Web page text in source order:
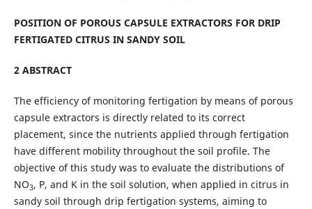
POSITION OF POROUS CAPSULE EXTRACTORS FOR DRIP
FERTIGATED CITRUS IN SANDY SOIL
2 ABSTRACT
The efficiency of monitoring fertigation by means of porous
capsule extractors is directly related to its correct
placement, since the nutrients applied through fertigation
have different mobility throughout the soil profile. The
objective of this study was to evaluate the distributions of
NO3, P, and K in the soil solution, when applied in citrus in
sandy soil through drip fertigation systems, aiming to